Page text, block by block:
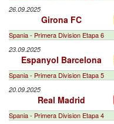
26.09.2025
Girona FC
Spania - Primera Division Etapa 6
23.09.2025
Espanyol Barcelona
Spania - Primera Division Etapa 5
20.09.2025
Real Madrid
Spania - Primera Division Etapa 4